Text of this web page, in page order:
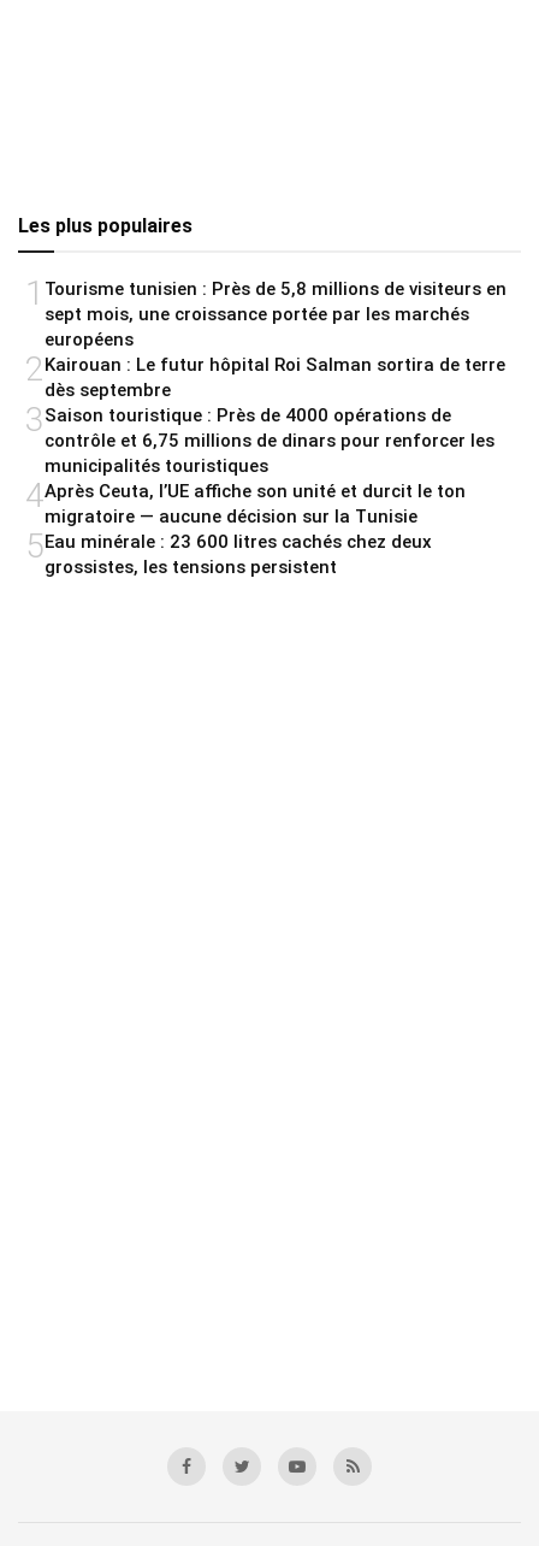
Les plus populaires
1 Tourisme tunisien : Près de 5,8 millions de visiteurs en
sept mois, une croissance portée par les marchés
européens
2Kairouan : Le futur hôpital Roi Salman sortira de terre
dès septembre
3Saison touristique : Près de 4000 opérations de
contrôle et 6,75 millions de dinars pour renforcer les
municipalités touristiques
4Après Ceuta, l’UE affiche son unité et durcit le ton
migratoire — aucune décision sur la Tunisie
5Eau minérale : 23 600 litres cachés chez deux
grossistes, les tensions persistent